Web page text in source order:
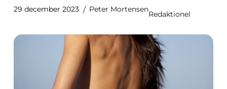
29 december 2023 Peter Mortensen
Redaktionel